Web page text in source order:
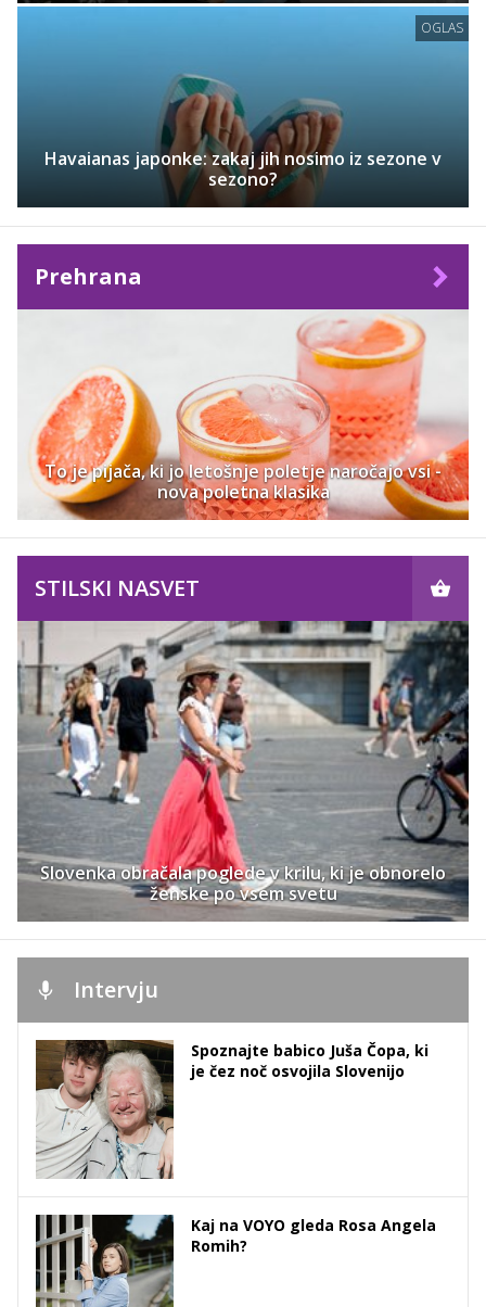
OGLAS
Havaianas japonke: zakaj jih nosimo iz sezone v
sezono?
Prehrana
To je pijača, ki jo letošnje poletje naročajo vsi -
nova poletna klasika
STILSKI NASVET
Slovenka obračala poglede v krilu, ki je obnorelo
ženske po vsem svetu
Intervju
Spoznajte babico Juša Čopa, ki
je čez noč osvojila Slovenijo
Kaj na VOYO gleda Rosa Angela
Romih?